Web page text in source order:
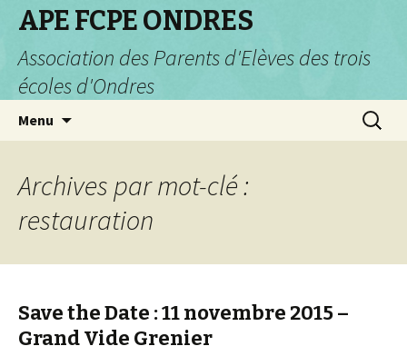
APE FCPE ONDRES
Association des Parents d'Elèves des trois
écoles d'Ondres
Menu
Archives par mot-clé :
restauration
Save the Date : 11 novembre 2015 –
Grand Vide Grenier